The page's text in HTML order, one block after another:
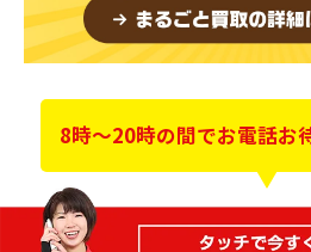
8時～20時の間でお電話お